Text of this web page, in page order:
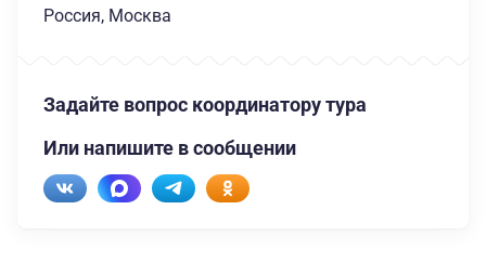
Россия, Москва
Задайте вопрос координатору тура
Или напишите в сообщении